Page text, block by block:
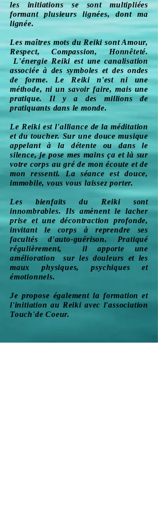
les initiations se sont multipliées
formant plusieurs lignées, dont ma
lignée.
Les maîtres mots du Reiki sont Amour,
Respect, Compassion, Honnêteté.
L'énergie Reiki est une canalisation
associée à des symboles et des ondes
de forme. Le Reiki n'est ni une
méthode, ni un savoir faire, mais une
pratique. Il y a des millions de
pratiquants dans le monde.
Le Reiki est l'alliance de la méditation
et du toucher. Sur une douce musique
appelant à la détente ou dans le
silence, je pose mes mains ça et là sur
votre corps au gré de mon écoute et de
mon ressenti. La séance est douce,
immobile, vous vous laissez porter.
Les bienfaits du Reiki sont
innombrables. Ils amènent le lacher
prise et une décontraction profonde,
invitant le corps à reprendre ses
facultés d'auto-guérison. Pratiqué
régulièrement, il apporte une
amélioration sur les douleurs et les
maux physiques, psychiques et
émotionnels.
Je propose également la formation et
l'initiation au Reiki avec l'association
Touch'de Coeur.